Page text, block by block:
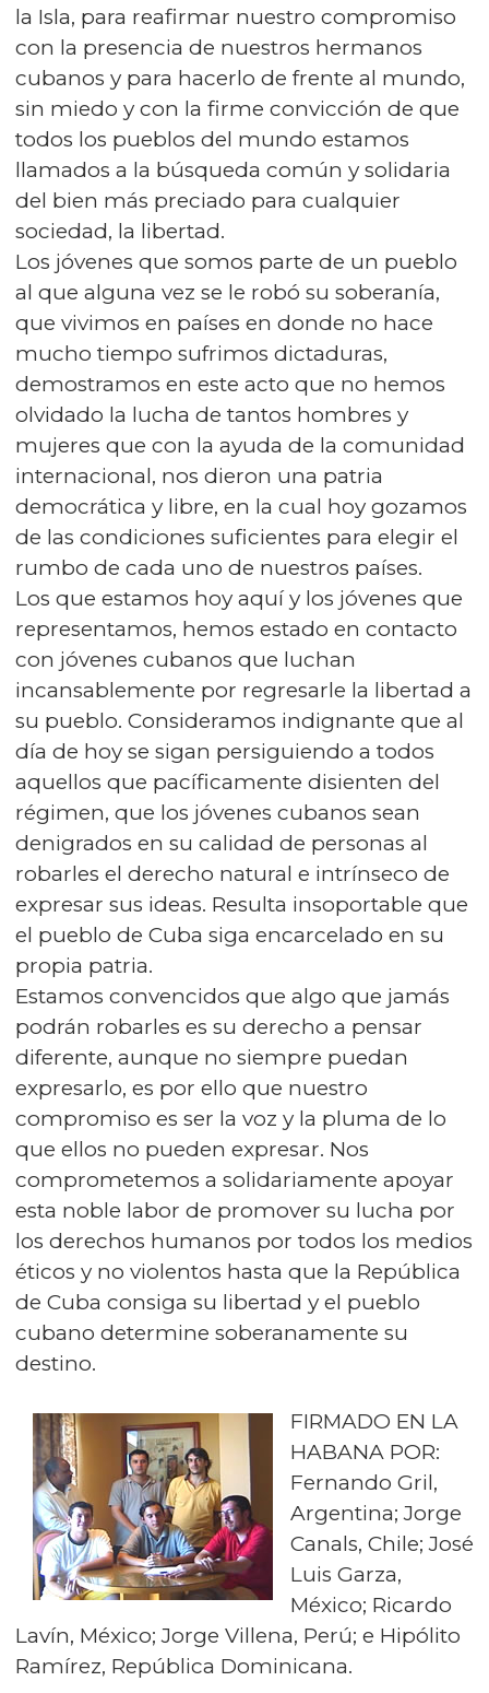
la Isla, para reafirmar nuestro compromiso
con la presencia de nuestros hermanos
cubanos y para hacerlo de frente al mundo,
sin miedo y con la firme convicción de que
todos los pueblos del mundo estamos
llamados a la búsqueda común y solidaria
del bien más preciado para cualquier
sociedad, la libertad.
Los jóvenes que somos parte de un pueblo
al que alguna vez se le robó su soberanía,
que vivimos en países en donde no hace
mucho tiempo sufrimos dictaduras,
demostramos en este acto que no hemos
olvidado la lucha de tantos hombres y
mujeres que con la ayuda de la comunidad
internacional, nos dieron una patria
democrática y libre, en la cual hoy gozamos
de las condiciones suficientes para elegir el
rumbo de cada uno de nuestros países.
Los que estamos hoy aquí y los jóvenes que
representamos, hemos estado en contacto
con jóvenes cubanos que luchan
incansablemente por regresarle la libertad a
su pueblo. Consideramos indignante que al
día de hoy se sigan persiguiendo a todos
aquellos que pacíficamente disienten del
régimen, que los jóvenes cubanos sean
denigrados en su calidad de personas al
robarles el derecho natural e intrínseco de
expresar sus ideas. Resulta insoportable que
el pueblo de Cuba siga encarcelado en su
propia patria.
Estamos convencidos que algo que jamás
podrán robarles es su derecho a pensar
diferente, aunque no siempre puedan
expresarlo, es por ello que nuestro
compromiso es ser la voz y la pluma de lo
que ellos no pueden expresar. Nos
comprometemos a solidariamente apoyar
esta noble labor de promover su lucha por
los derechos humanos por todos los medios
éticos y no violentos hasta que la República
de Cuba consiga su libertad y el pueblo
cubano determine soberanamente su
destino.
FIRMADO EN LA
HABANA POR:
Fernando Gril,
Argentina; Jorge
Canals, Chile; José
Luis Garza,
México; Ricardo
Lavín, México; Jorge Villena, Perú; e Hipólito
Ramírez, República Dominicana.